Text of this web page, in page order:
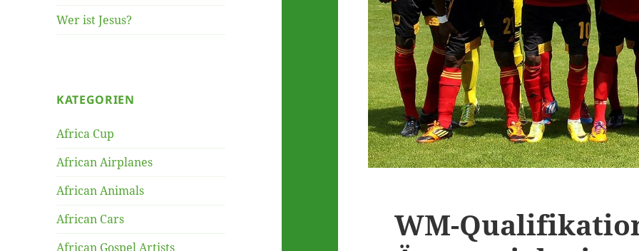
Wer ist Jesus?
KATEGORIEN
Africa Cup
African Airplanes
African Animals
African Cars
African Gospel Artists
WM-